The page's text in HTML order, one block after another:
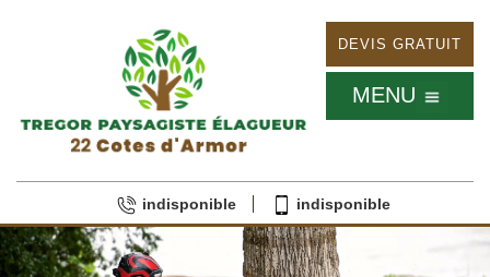
DEVIS GRATUIT
MENU
indisponible indisponible